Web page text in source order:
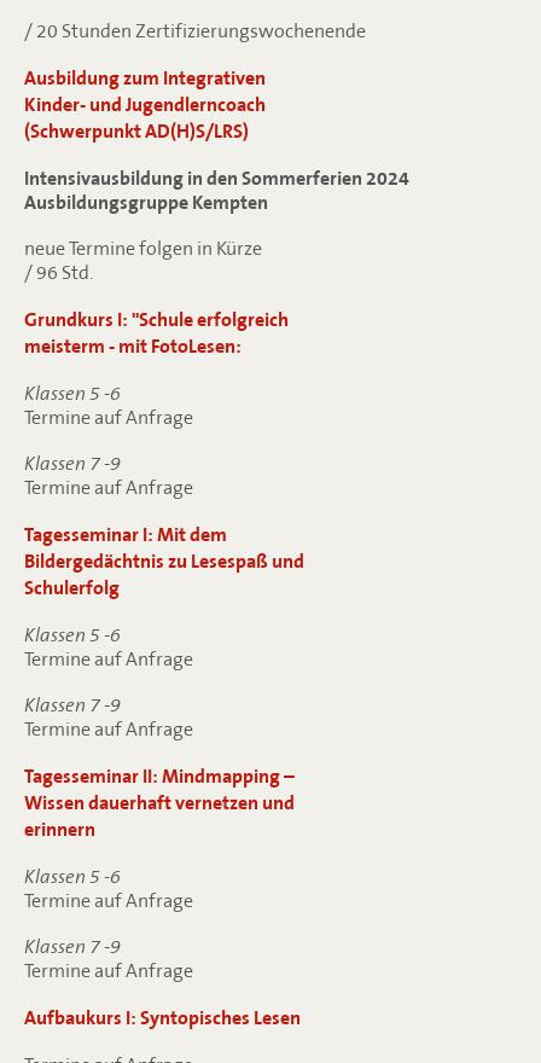
/ 20 Stunden Zertifizierungswochenende
Ausbildung zum Integrativen
Kinder- und Jugendlerncoach
(Schwerpunkt AD(H)S/LRS)
Intensivausbildung in den Sommerferien 2024
Ausbildungsgruppe Kempten
neue Termine folgen in Kürze
/ 96 Std.
Grundkurs I: "Schule erfolgreich
meisterm - mit FotoLesen:
Klassen 5 -6
Termine auf Anfrage
Klassen 7 -9
Termine auf Anfrage
Tagesseminar I: Mit dem
Bildergedächtnis zu Lesespaß und
Schulerfolg
Klassen 5 -6
Termine auf Anfrage
Klassen 7 -9
Termine auf Anfrage
Tagesseminar II: Mindmapping –
Wissen dauerhaft vernetzen und
erinnern
Klassen 5 -6
Termine auf Anfrage
Klassen 7 -9
Termine auf Anfrage
Aufbaukurs I: Syntopisches Lesen